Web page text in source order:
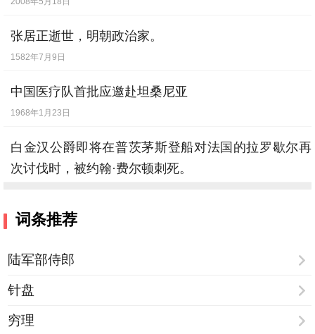
张居正逝世，明朝政治家。
1582年7月9日
中国医疗队首批应邀赴坦桑尼亚
1968年1月23日
白金汉公爵即将在普茨茅斯登船对法国的拉罗歇尔再
次讨伐时，被约翰·费尔顿刺死。
词条推荐
陆军部侍郎
针盘
穷理